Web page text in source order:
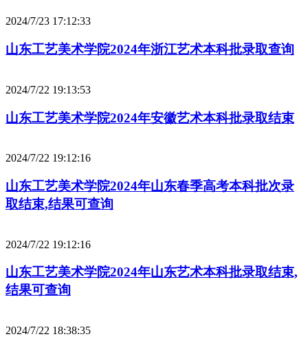
2024/7/23 17:12:33
山东工艺美术学院2024年浙江艺术本科批录取查询
2024/7/22 19:13:53
山东工艺美术学院2024年安徽艺术本科批录取结束
2024/7/22 19:12:16
山东工艺美术学院2024年山东春季高考本科批次录
取结束,结果可查询
2024/7/22 19:12:16
山东工艺美术学院2024年山东艺术本科批录取结束,
结果可查询
2024/7/22 18:38:35